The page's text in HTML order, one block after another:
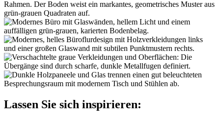
Lassen Sie sich inspirieren: